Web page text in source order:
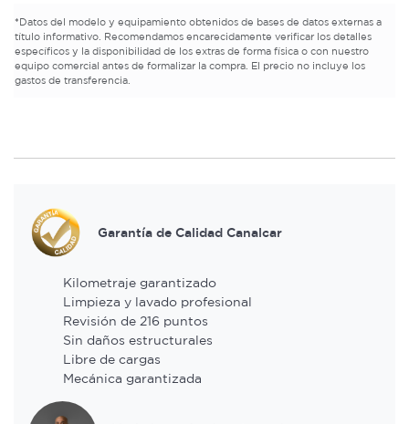
*Datos del modelo y equipamiento obtenidos de bases de datos externas a
título informativo. Recomendamos encarecidamente verificar los detalles
específicos y la disponibilidad de los extras de forma física o con nuestro
equipo comercial antes de formalizar la compra. El precio no incluye los
gastos de transferencia.
Garantía de Calidad Canalcar
Kilometraje garantizado
Limpieza y lavado profesional
Revisión de 216 puntos
Sin daños estructurales
Libre de cargas
Mecánica garantizada